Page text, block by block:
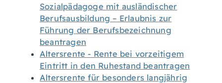
Sozialpädagoge mit ausländischer
Berufsausbildung – Erlaubnis zur
Führung der Berufsbezeichnung
beantragen
Altersrente - Rente bei vorzeitigem
Eintritt in den Ruhestand beantragen
Altersrente für besonders langjährig